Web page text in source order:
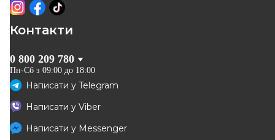
Контакти
0 800 209 780
Пн-Сб з 09:00 до 18:00
Написати у Telegram
Написати у Viber
Написати у Messenger